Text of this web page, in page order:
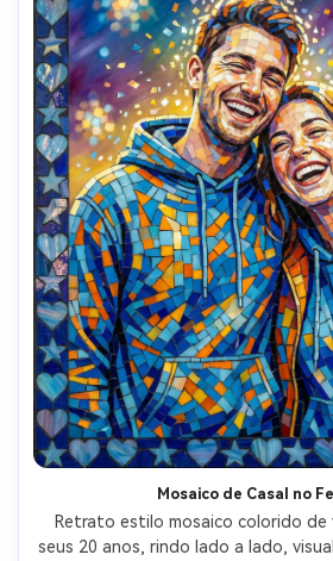
Mosaico de Casal no
Retrato estilo mosaico colorido de
seus 20 anos, rindo lado a lado,